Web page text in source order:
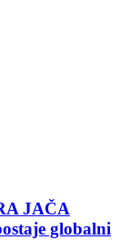
JAČA
globalni